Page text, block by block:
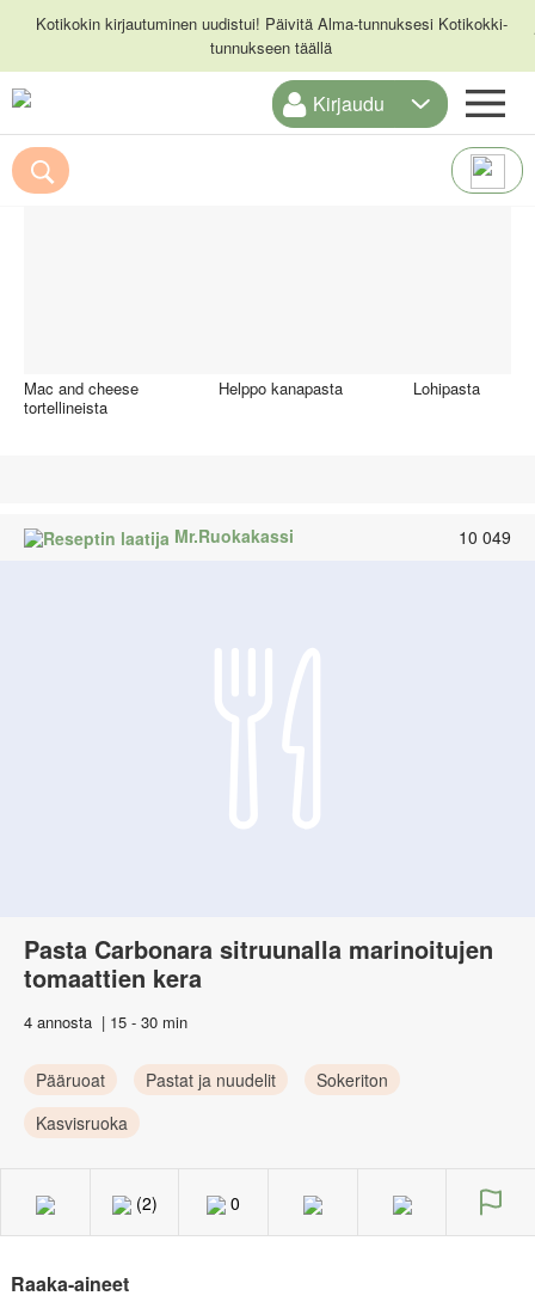
Kotikokin kirjautuminen uudistui! Päivitä Alma-tunnuksesi Kotikokki-
tunnukseen täällä
ETUSIVU
Kirjaudu
Suosittelemme myös
Mac and cheese
tortellineista
Helppo kanapasta Lohipasta
Mr.Ruokakassi 10 049
Pasta Carbonara sitruunalla marinoitujen
tomaattien kera
4 annosta 15 - 30 min
Pääruoat Pastat ja nuudelit
Sokeriton
Kasvisruoka
(2) 0
Raaka-aineet